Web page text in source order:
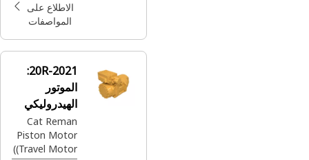
الاطلاع على
المواصفات
20R-2021:
الموتور
الهيدروليكي
Cat Reman
Piston Motor
(Travel Motor)